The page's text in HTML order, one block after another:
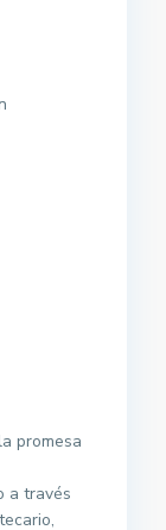
promesa
a través